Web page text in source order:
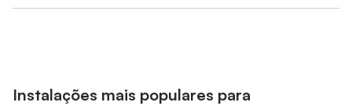
Instalações mais populares para